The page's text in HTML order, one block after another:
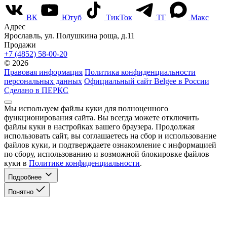
ВК Ютуб ТикТок ТГ
Макс
Адрес
Ярославль, ул. Полушкина роща, д.11
Продажи
+7 (4852) 58-00-20
© 2026
Правовая информация Политика конфиденциальности
персональных данных Официальный сайт Belgee в России
Сделано в ПЕРКС
Мы используем файлы куки для полноценного
функционирования сайта. Вы всегда можете отключить
файлы куки в настройках вашего браузера. Продолжая
использовать сайт, вы соглашаетесь на сбор и использование
файлов куки, и подтверждаете ознакомление с информацией
по сбору, использованию и возможной блокировке файлов
куки в Политике конфиденциальности.
Подробнее
Понятно